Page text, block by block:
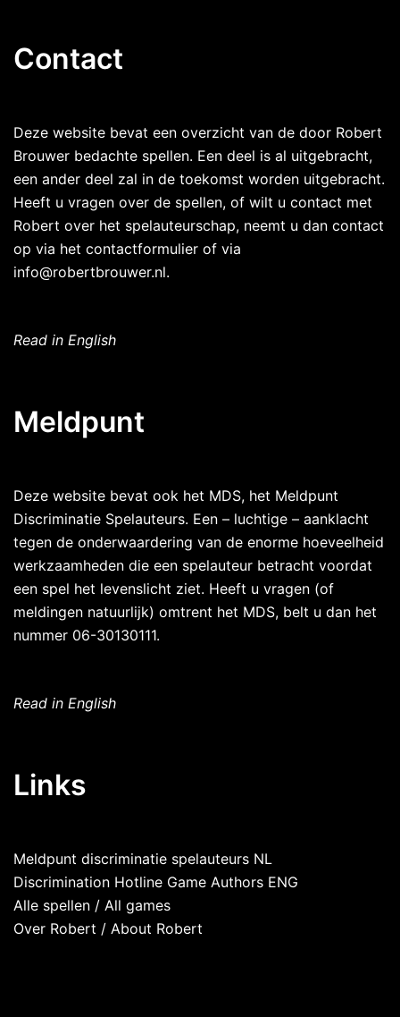
Contact
Deze website bevat een overzicht van de door Robert
Brouwer bedachte spellen. Een deel is al uitgebracht,
een ander deel zal in de toekomst worden uitgebracht.
Heeft u vragen over de spellen, of wilt u contact met
Robert over het spelauteurschap, neemt u dan contact
op via het contactformulier of via
info@robertbrouwer.nl.
Read in English
Meldpunt
Deze website bevat ook het MDS, het Meldpunt
Discriminatie Spelauteurs. Een – luchtige – aanklacht
tegen de onderwaardering van de enorme hoeveelheid
werkzaamheden die een spelauteur betracht voordat
een spel het levenslicht ziet. Heeft u vragen (of
meldingen natuurlijk) omtrent het MDS, belt u dan het
nummer 06-30130111.
Read in English
Links
Meldpunt discriminatie spelauteurs NL
Discrimination Hotline Game Authors ENG
Alle spellen / All games
Over Robert / About Robert